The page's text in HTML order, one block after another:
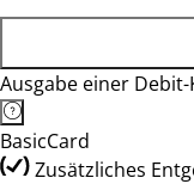
Ausgabe einer
BasicCard
Zusätzliches